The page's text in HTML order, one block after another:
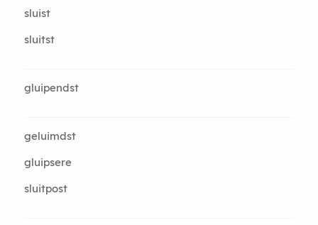
sluist
sluitst
gluipendst
geluimdst
gluipsere
sluitpost